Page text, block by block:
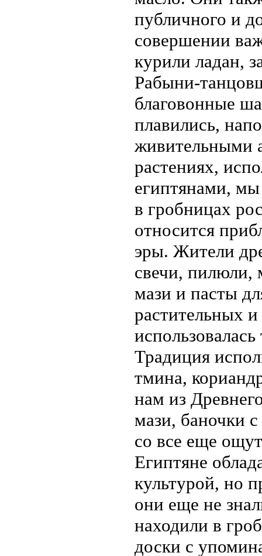
публичного и
совершении
курили ладан,
Рабыни-
благовонные
плавились,
живительными
растениях,
египтянами,
в гробницах
относится
эры. Жители
свечи, пилюли,
мази и пасты
растительных
Традиция
тмина,
нам из
мази, баночки
со все еще
Египтяне
культурой, но
они еще не
находили в
доски с